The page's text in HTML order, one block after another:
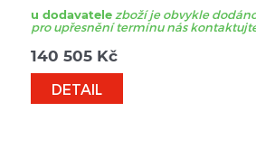
u dodavatele zboží je obvykle
pro upřesnění termínu nás
140 505 Kč
DETAIL